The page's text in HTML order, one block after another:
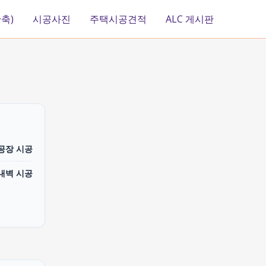
) 시공사진 주택시공견적 ALC 게시판
장 시공
벽 시공